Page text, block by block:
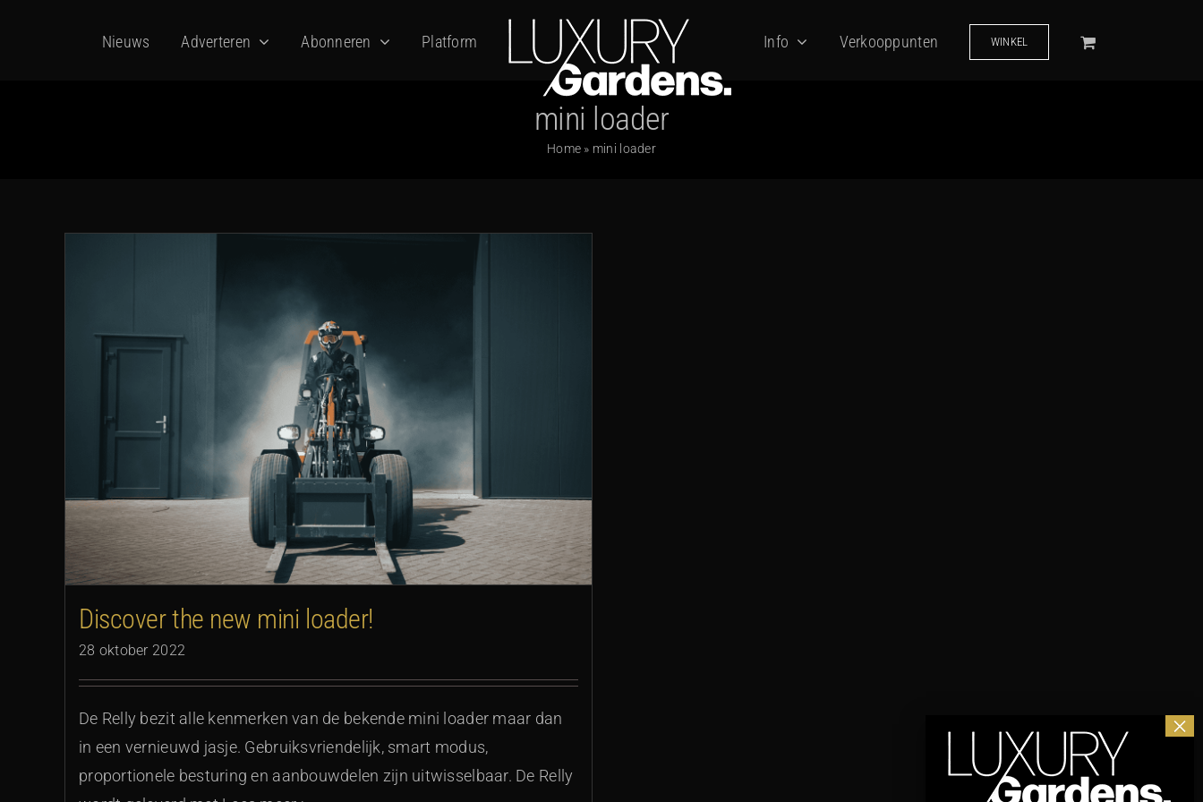
Nieuws Adverteren Abonneren Platform Info Verkooppunten WINKEL
mini loader
Home » mini loader
Discover the new mini loader!
28 oktober 2022
De Relly bezit alle kenmerken van de bekende mini loader maar dan
in een vernieuwd jasje. Gebruiksvriendelijk, smart modus,
proportionele besturing en aanbouwdelen zijn uitwisselbaar. De Relly